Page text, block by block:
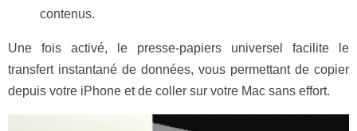
contenus.
Une fois activé, le presse-papiers universel facilite le
transfert instantané de données, vous permettant de copier
depuis votre iPhone et de coller sur votre Mac sans effort.